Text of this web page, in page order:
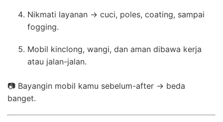
Nikmati layanan → cuci, poles, coating, sampai
fogging.
Mobil kinclong, wangi, dan aman dibawa kerja
atau jalan-jalan.
📷 Bayangin mobil kamu sebelum-after → beda
banget.